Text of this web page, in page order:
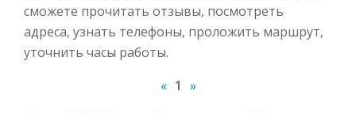
сможете прочитать отзывы, посмотреть
адреса, узнать телефоны, проложить маршрут,
уточнить часы работы.
« 1 »